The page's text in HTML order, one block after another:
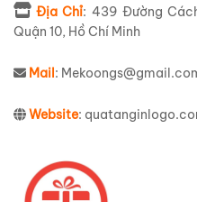
doanh nghiệp. Dưới đây là
chúng tôi thường thấy:
Thành Phần Chức Năng
Địa Chỉ: 439 Đường
Quận 10, Hồ Chí Minh
Mail:
Website: